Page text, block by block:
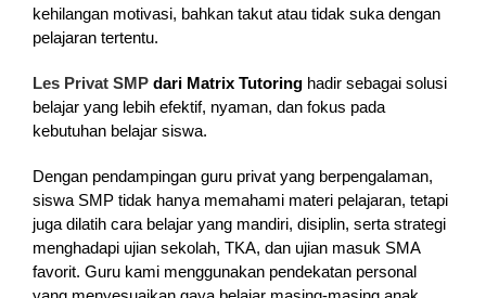
kehilangan motivasi, bahkan takut atau tidak suka dengan
pelajaran tertentu.
Les Privat SMPdari Matrix Tutoringhadir sebagai solusi
belajar yang lebih efektif, nyaman, dan fokus pada
kebutuhan belajar siswa.
Dengan pendampingan guru privat yang berpengalaman,
siswa SMP tidak hanya memahami materi pelajaran, tetapi
juga dilatih cara belajar yang mandiri, disiplin, serta strategi
menghadapi ujian sekolah, TKA, dan ujian masuk SMA
favorit. Guru kami menggunakan pendekatan personal